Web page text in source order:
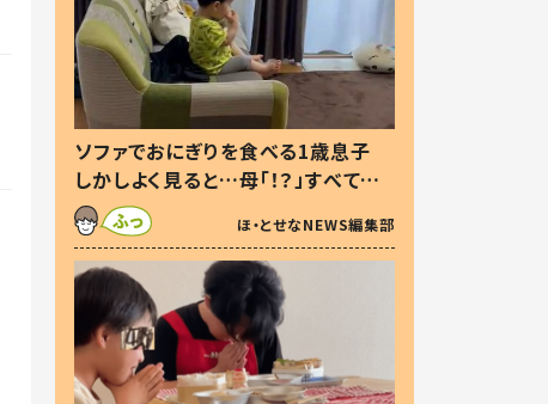
ソファでおにぎりを食べる1歳息子
しかしよく見ると…母「！？」すべてを
察した母の投稿に「可愛いから許
す！」「現行犯〜」
ほ・とせなNEWS編集部